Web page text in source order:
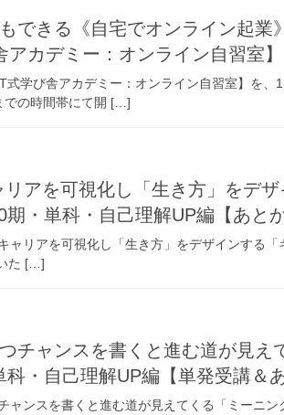
できる《自宅でオンライン起業
カデミー：オンライン自習室
学び舎アカデミー：オンライン自習室】を、
での時間帯にて開 […]
アを可視化し「生き方」をデ
・単科・自己理解UP編【あと
リアを可視化し「生き方」をデザインする
た […]
チャンスを書くと進む道が見え
・自己理解UP編【単発受講＆
ンスを書くと進む道が見えてくる「ミーニ